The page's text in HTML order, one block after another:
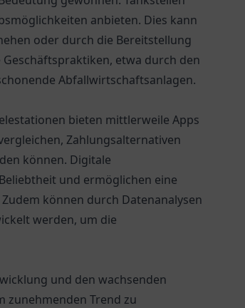
anbieten. Dies kann
oder durch die Bereitstellung
etwa durch den
Abfallwirtschaftsanlagen.
bieten mittlerweile Apps
Zahlungsalternativen
können. Digitale
und ermöglichen eine
können durch Datenanalysen
werden, um die
und den wachsenden
Trend zu